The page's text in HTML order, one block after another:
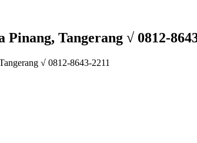
Tangerang √ 0812-
√ 0812-8643-2211